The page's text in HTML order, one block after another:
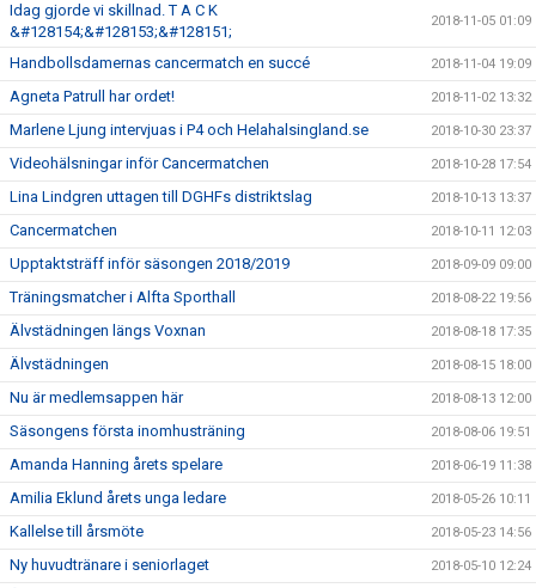
Idag gjorde vi skillnad. T A C K
&#128154;&#128153;&#128151;
2018-11-05 01:09
Handbollsdamernas cancermatch en succé 2018-11-04 19:09
Agneta Patrull har ordet! 2018-11-02 13:32
Marlene Ljung intervjuas i P4 och Helahalsingland.se 2018-10-30 23:37
Videohälsningar inför Cancermatchen 2018-10-28 17:54
Lina Lindgren uttagen till DGHFs distriktslag 2018-10-13 13:37
Cancermatchen 2018-10-11 12:03
Upptaktsträff inför säsongen 2018/2019 2018-09-09 09:00
Träningsmatcher i Alfta Sporthall 2018-08-22 19:56
Älvstädningen längs Voxnan 2018-08-18 17:35
Älvstädningen 2018-08-15 18:00
Nu är medlemsappen här 2018-08-13 12:00
Säsongens första inomhusträning 2018-08-06 19:51
Amanda Hanning årets spelare 2018-06-19 11:38
Amilia Eklund årets unga ledare 2018-05-26 10:11
Kallelse till årsmöte 2018-05-23 14:56
Ny huvudtränare i seniorlaget 2018-05-10 12:24